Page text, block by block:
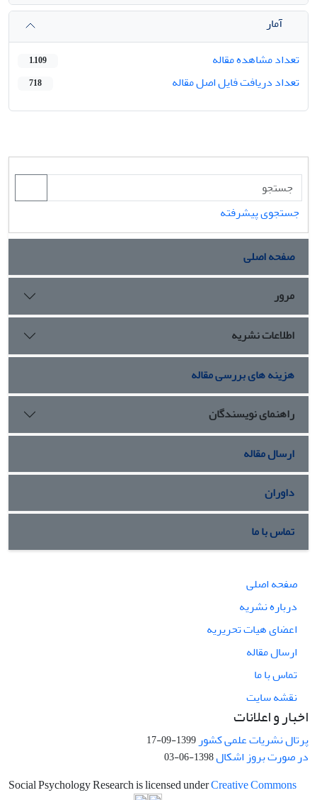
آمار
تعداد مشاهده مقاله
1,109
تعداد دریافت فایل اصل مقاله 718
جستجوی پیشرفته
صفحه اصلی
مرور
اطلاعات نشریه
هزینه های بررسی مقاله
راهنمای نویسندگان
ارسال مقاله
داوران
تماس با ما
صفحه اصلی
درباره نشریه
اعضای هیات تحریریه
ارسال مقاله
تماس با ما
نقشه سایت
اخبار و اعلانات
پرتال نشریات علمی کشور 1399-09-17
در صورت بروز اشکال1398-06-03
Social Psychology Research is licensed underCreative Commons